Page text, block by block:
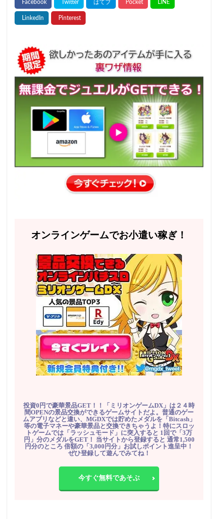
オンラインゲームでお小遣い稼ぎ！
投資0円で豪華景品GET！！「ミリオンゲームDX」は２４時
間OPENの景品交換ができるゲームサイトだよ。普通のゲー
ムアプリなどと違い、MGDXでは貯めたメダルを「Bitcash」
等の電子マネーや豪華景品と交換できちゃうよ！特にスロッ
トゲームでは「ラッシュモード」に突入すると 1回で「3万
円」分のメダルをGET！ 当サイトから登録すると 通常1,500
円分のところ 倍額の「3,000円分」お試しポイント進呈中！
ぜひ登録して遊んでみてね！
今すぐ無料であそぶ